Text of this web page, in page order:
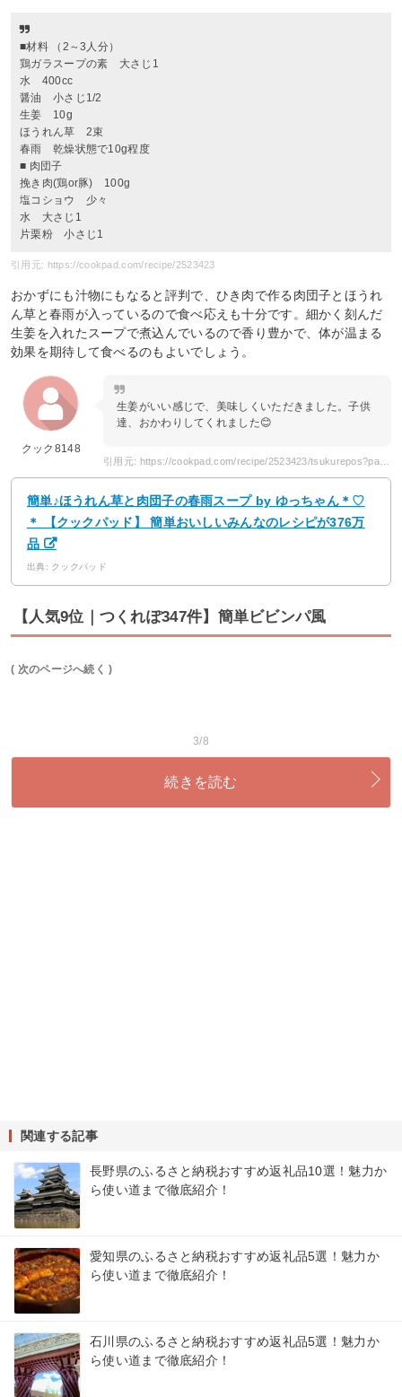
■材料 （2～3人分）
鶏ガラスープの素 大さじ1
水 400cc
醤油 小さじ1/2
生姜 10g
ほうれん草 2束
春雨 乾燥状態で10g程度
■ 肉団子
挽き肉(鶏or豚) 100g
塩コショウ 少々
水 大さじ1
片栗粉 小さじ1
引用元: https://cookpad.com/recipe/2523423
おかずにも汁物にもなると評判で、ひき肉で作る肉団子とほうれ
ん草と春雨が入っているので食べ応えも十分です。細かく刻んだ
生姜を入れたスープで煮込んでいるので香り豊かで、体が温まる
効果を期待して食べるのもよいでしょう。
クック8148
生姜がいい感じで、美味しくいただきました。子供
達、おかわりしてくれました😊
引用元: https://cookpad.com/recipe/2523423/tsukurepos?page=2
簡単♪ほうれん草と肉団子の春雨スープ by ゆっちゃん＊♡
＊ 【クックパッド】 簡単おいしいみんなのレシピが376万
品
出典: クックパッド
【人気9位｜つくれぽ347件】簡単ビビンパ風
( 次のページへ続く )
3/8
続きを読む
関連する記事
長野県のふるさと納税おすすめ返礼品10選！魅力か
ら使い道まで徹底紹介！
愛知県のふるさと納税おすすめ返礼品5選！魅力か
ら使い道まで徹底紹介！
石川県のふるさと納税おすすめ返礼品5選！魅力か
ら使い道まで徹底紹介！